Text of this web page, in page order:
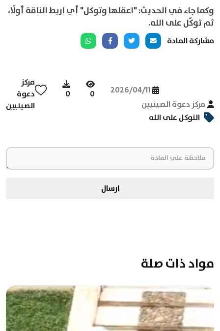
وكما جاء في الحديث: "اعقلها وتوكل" أي اربط الناقة أولًا،
ثم توكّل على الله.
مشاركة المادة
مركز دعوة الصينيين
2026/04/11
0
0
مركز
دعوة
الصينيين
التوكل على الله
ارسال
مواد ذات صلة